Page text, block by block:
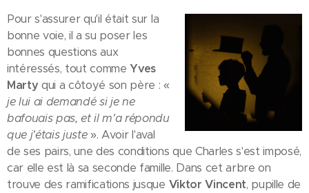
Pour s'assurer qu'il était sur la
bonne voie, il a su poser les
bonnes questions aux
intéressés, tout comme Yves
Martyqui a côtoyé son père : «
je lui ai demandé si je ne
bafouais pas, et il m'a répondu
que j'étais juste». Avoir l'aval
de ses pairs, une des conditions que Charles s'est imposé,
car elle est là sa seconde famille. Dans cet arbre on
trouve des ramifications jusque Viktor Vincent, pupille de